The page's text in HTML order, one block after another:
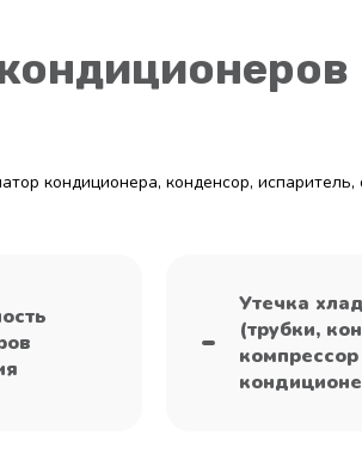
кондиционера, конденсор,
Утечка
(трубки,
компрессор